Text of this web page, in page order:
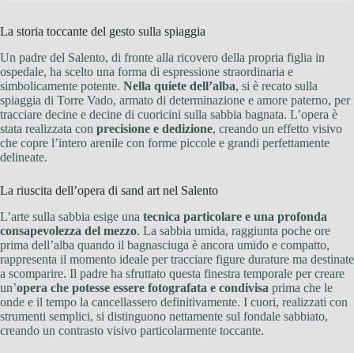
La storia toccante del gesto sulla spiaggia
Un padre del Salento, di fronte alla ricovero della propria figlia in
ospedale, ha scelto una forma di espressione straordinaria e
simbolicamente potente. Nella quiete dell’alba, si è recato sulla
spiaggia di Torre Vado, armato di determinazione e amore paterno, per
tracciare decine e decine di cuoricini sulla sabbia bagnata. L’opera è
stata realizzata con precisione e dedizione, creando un effetto visivo
che copre l’intero arenile con forme piccole e grandi perfettamente
delineate.
La riuscita dell’opera di sand art nel Salento
L’arte sulla sabbia esige una tecnica particolare e una profonda
consapevolezza del mezzo. La sabbia umida, raggiunta poche ore
prima dell’alba quando il bagnasciuga è ancora umido e compatto,
rappresenta il momento ideale per tracciare figure durature ma destinate
a scomparire. Il padre ha sfruttato questa finestra temporale per creare
un’opera che potesse essere fotografata e condivisa prima che le
onde e il tempo la cancellassero definitivamente. I cuori, realizzati con
strumenti semplici, si distinguono nettamente sul fondale sabbiato,
creando un contrasto visivo particolarmente toccante.